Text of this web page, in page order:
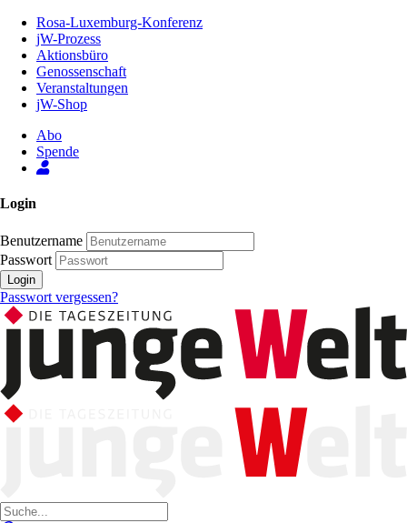
Inhalt
Seite
Rosa-Luxemburg-Konferenz
jW-Prozess
Aktionsbüro
Genossenschaft
Veranstaltungen
jW-Shop
Abo
Spende
Login
Benutzername
Passwort
Login
Passwort vergessen?